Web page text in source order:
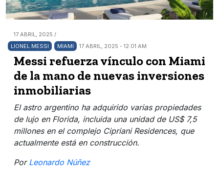
17 ABRIL, 2025 /
LIONEL MESSI
MIAMI 17 ABRIL, 2025 - 12:01 AM
Messi refuerza vínculo con Miami
de la mano de nuevas inversiones
inmobiliarias
El astro argentino ha adquirido varias propiedades
de lujo en Florida, incluida una unidad de US$ 7,5
millones en el complejo Cipriani Residences, que
actualmente está en construcción.
Por Leonardo Núñez